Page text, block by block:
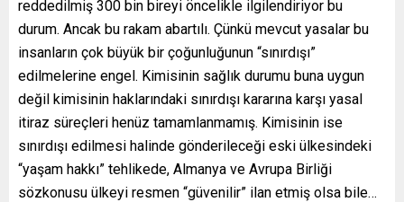
reddedilmiş 300 bin bireyi öncelikle ilgilendiriyor bu
durum. Ancak bu rakam abartılı. Çünkü mevcut yasalar bu
insanların çok büyük bir çoğunluğunun “sınırdışı”
edilmelerine engel. Kimisinin sağlık durumu buna uygun
değil kimisinin haklarındaki sınırdışı kararına karşı yasal
itiraz süreçleri henüz tamamlanmamış. Kimisinin ise
sınırdışı edilmesi halinde gönderileceği eski ülkesindeki
“yaşam hakkı” tehlikede, Almanya ve Avrupa Birliği
sözkonusu ülkeyi resmen “güvenilir” ilan etmiş olsa bile…